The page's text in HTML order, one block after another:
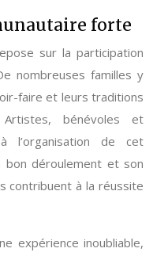
forte
sur la participation
nombreuses familles y
faire et leurs traditions
bénévoles et
l’organisation de cet
bon déroulement et son
contribuent à la réussite
expérience inoubliable,